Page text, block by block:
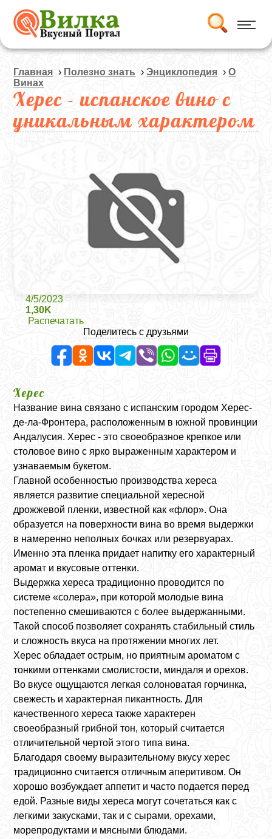
Главная › Полезно знать ›Энциклопедия ›О
Винах
Херес - испанское вино с
уникальным характером
4/5/2023
1,30K
Распечатать
Поделитесь с друзьями
Херес
Название вина связано с испанским городом Херес-
де-ла-Фронтера, расположенным в южной провинции
Андалусия. Херес - это своеобразное крепкое или
столовое вино с ярко выраженным характером и
узнаваемым букетом.
Главной особенностью производства хереса
является развитие специальной хересной
дрожжевой пленки, известной как «флор». Она
образуется на поверхности вина во время выдержки
в намеренно неполных бочках или резервуарах.
Именно эта пленка придает напитку его характерный
аромат и вкусовые оттенки.
Выдержка хереса традиционно проводится по
системе «солера», при которой молодые вина
постепенно смешиваются с более выдержанными.
Такой способ позволяет сохранять стабильный стиль
и сложность вкуса на протяжении многих лет.
Херес обладает острым, но приятным ароматом с
тонкими оттенками смолистости, миндаля и орехов.
Во вкусе ощущаются легкая солоноватая горчинка,
свежесть и характерная пикантность. Для
качественного хереса также характерен
своеобразный грибной тон, который считается
отличительной чертой этого типа вина.
Благодаря своему выразительному вкусу херес
традиционно считается отличным аперитивом. Он
хорошо возбуждает аппетит и часто подается перед
едой. Разные виды хереса могут сочетаться как с
легкими закусками, так и с сырами, орехами,
морепродуктами и мясными блюдами.